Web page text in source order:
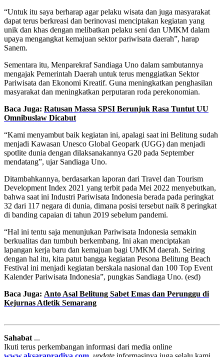
“Untuk itu saya berharap agar pelaku wisata dan juga masyarakat
dapat terus berkreasi dan berinovasi menciptakan kegiatan yang
unik dan khas dengan melibatkan pelaku seni dan UMKM dalam
upaya mengangkat kemajuan sektor pariwisata daerah”, harap
Sanem.
Sementara itu, Menparekraf Sandiaga Uno dalam sambutannya
mengajak Pemerintah Daerah untuk terus menggiatkan Sektor
Pariwisata dan Ekonomi Kreatif. Guna meningkatkan penghasilan
masyarakat dan meningkatkan perputaran roda perekonomian.
Baca Juga: Ratusan Massa SPSI Berunjuk Rasa Tuntut UU
Omnibuslaw Dicabut
“Kami menyambut baik kegiatan ini, apalagi saat ini Belitung sudah
menjadi Kawasan Unesco Global Geopark (UGG) dan menjadi
spotlite dunia dengan dilaksanakannya G20 pada September
mendatang”, ujar Sandiaga Uno.
Ditambahkannya, berdasarkan laporan dari Travel dan Tourism
Development Index 2021 yang terbit pada Mei 2022 menyebutkan,
bahwa saat ini Industri Pariwisata Indonesia berada pada peringkat
32 dari 117 negara di dunia, dimana posisi tersebut naik 8 peringkat
di banding capaian di tahun 2019 sebelum pandemi.
“Hal ini tentu saja menunjukan Pariwisata Indonesia semakin
berkualitas dan tumbuh berkembang. Ini akan menciptakan
lapangan kerja baru dan kemajuan bagi UMKM daerah. Seiring
dengan hal itu, kita patut bangga kegiatan Pesona Belitung Beach
Festival ini menjadi kegiatan berskala nasional dan 100 Top Event
Kalender Pariwisata Indonesia”, pungkas Sandiaga Uno. (esd)
Baca Juga: Anto Asal Belitung Sabet Emas dan Perunggu di
Kejurnas Atletik Semarang
Sahabat ...
Ikuti terus perkembangan informasi dari media online